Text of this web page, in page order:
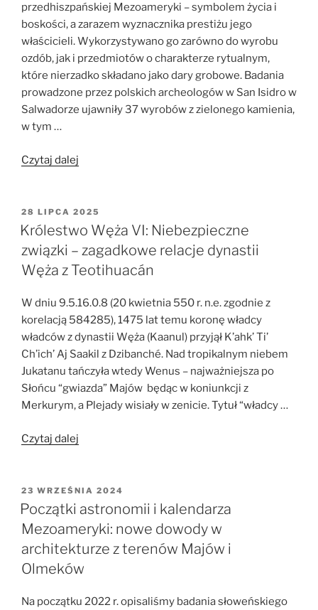
przedhiszpańskiej Mezoameryki – symbolem życia i
boskości, a zarazem wyznacznika prestiżu jego
właścicieli. Wykorzystywano go zarówno do wyrobu
ozdób, jak i przedmiotów o charakterze rytualnym,
które nierzadko składano jako dary grobowe. Badania
prowadzone przez polskich archeologów w San Isidro w
Salwadorze ujawniły 37 wyrobów z zielonego kamienia,
w tym …
Czytaj dalej
który
łączy
światy”
OPUBLIKOWANE
W
28 LIPCA 2025
Królestwo Węża VI: Niebezpieczne
związki – zagadkowe relacje dynastii
Węża z Teotihuacán
W dniu 9.5.16.0.8 (20 kwietnia 550 r. n.e. zgodnie z
korelacją 584285), 1475 lat temu koronę władcy
władców z dynastii Węża (Kaanul) przyjął K’ahk’ Ti’
Ch’ich’ Aj Saakil z Dzibanché. Nad tropikalnym niebem
Jukatanu tańczyła wtedy Wenus – najważniejsza po
Słońcu “gwiazda” Majów będąc w koniunkcji z
Merkurym, a Plejady wisiały w zenicie. Tytuł “władcy …
Czytaj dalej
Niebezpieczne
związki
zagadkowe
relacje
dynastii
OPUBLIKOWANE
W
23 WRZEŚNIA 2024
Początki astronomii i kalendarza
Mezoameryki: nowe dowody w
architekturze z terenów Majów i
Olmeków
Na początku 2022 r. opisaliśmy badania słoweńskiego